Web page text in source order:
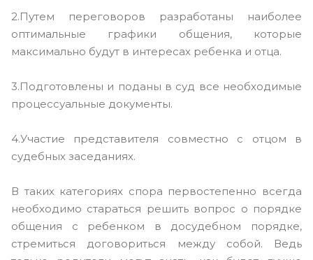
2.Путем переговоров разработаны наиболее
оптимальные графики общения, которые
максимально будут в интересах ребенка и отца.
3.Подготовлены и поданы в суд все необходимые
процессуальные документы.
4.Участие представителя совместно с отцом в
судебных заседаниях.
В таких категориях спора первостепенно всегда
необходимо стараться решить вопрос о порядке
общения с ребенком в досудебном порядке,
стремиться договориться между собой. Ведь